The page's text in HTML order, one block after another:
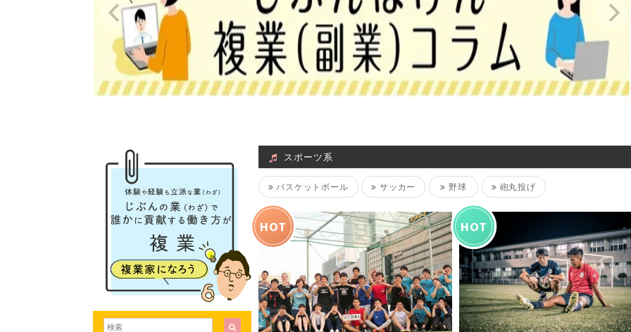
スポーツ系
バスケットボール サッカー 野球 砲丸投げ